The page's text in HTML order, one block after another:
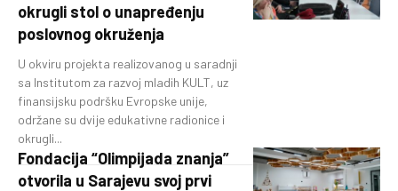
okrugli stol o unapređenju
poslovnog okruženja
U okviru projekta realizovanog u saradnji
sa Institutom za razvoj mladih KULT, uz
finansijsku podršku Evropske unije,
održane su dvije edukativne radionice i
okrugli...
Fondacija “Olimpijada znanja”
otvorila u Sarajevu svoj prvi